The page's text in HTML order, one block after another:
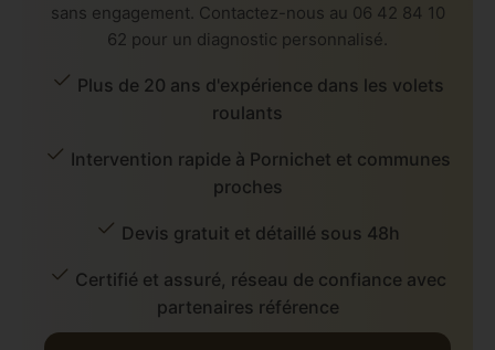
sans engagement. Contactez-nous au 06 42 84 10
62 pour un diagnostic personnalisé.
Plus de 20 ans d'expérience dans les volets
roulants
Intervention rapide à Pornichet et communes
proches
Devis gratuit et détaillé sous 48h
Certifié et assuré, réseau de confiance avec
partenaires référence